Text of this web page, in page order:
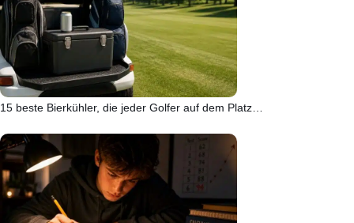
15 beste Bierkühler, die jeder Golfer auf dem Platz…